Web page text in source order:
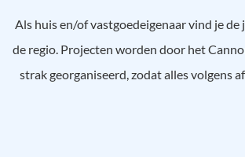
Als huis en/of vastgoedeigenaar vind je
de regio. Projecten worden door het
strak georganiseerd, zodat alles volgens